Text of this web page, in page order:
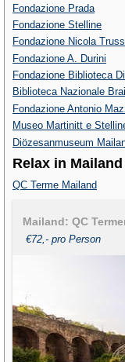
Fondazione Prada
Fondazione Stelline
Fondazione Nicola
Fondazione A. Durini
Fondazione Biblioteca
Biblioteca Nazionale
Fondazione Antonio
Museo Martinitt e
Diözesanmuseum
Relax in Mailand
QC Terme Mailand
Mailand: QC
€72,- pro Person